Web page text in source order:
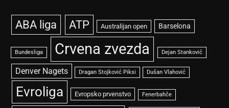
ABA liga ATP Australijan open Barselona
Bundesliga Crvena zvezda Dejan Stanković
Denver Nagets Dragan Stojković Piksi Dušan Vlahović
Evroliga Evropsko prvenstvo Fenerbahče